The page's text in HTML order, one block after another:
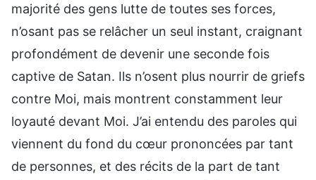
majorité des gens lutte de toutes ses forces,
n’osant pas se relâcher un seul instant, craignant
profondément de devenir une seconde fois
captive de Satan. Ils n’osent plus nourrir de griefs
contre Moi, mais montrent constamment leur
loyauté devant Moi. J’ai entendu des paroles qui
viennent du fond du cœur prononcées par tant
de personnes, et des récits de la part de tant